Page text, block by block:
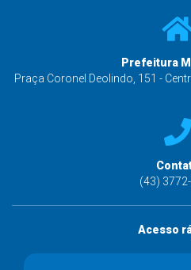
Prefeitura
Praça Coronel Deolindo, 151 -
(43)
Acesso